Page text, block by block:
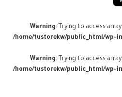
Warning: Trying to access
/home/tustorekw/public_html/wp-
Warning: Trying to access
/home/tustorekw/public_html/wp-